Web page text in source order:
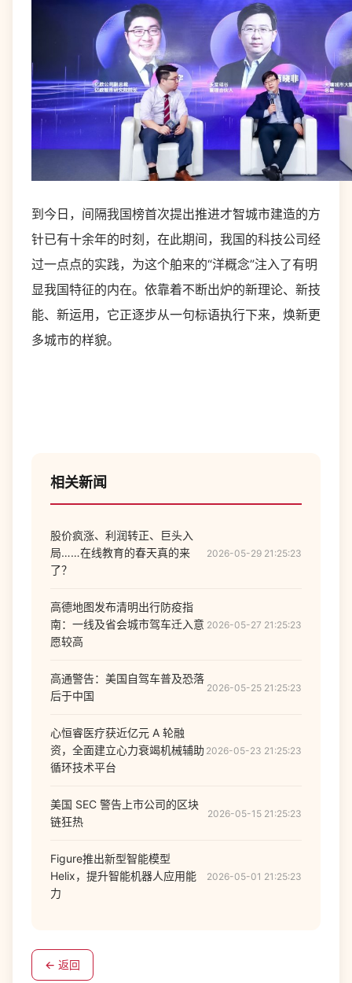
到今日，间隔我国榜首次提出推进才智城市建造的方
针已有十余年的时刻，在此期间，我国的科技公司经
过一点点的实践，为这个舶来的“洋概念”注入了有明
显我国特征的内在。依靠着不断出炉的新理论、新技
能、新运用，它正逐步从一句标语执行下来，焕新更
多城市的样貌。
相关新闻
股价疯涨、利润转正、巨头入
局……在线教育的春天真的来
了？
2026-05-29 21:25:23
高德地图发布清明出行防疫指
南：一线及省会城市驾车迁入意
愿较高
2026-05-27 21:25:23
高通警告：美国自驾车普及恐落
后于中国
2026-05-25 21:25:23
心恒睿医疗获近亿元 A 轮融
资，全面建立心力衰竭机械辅助
循环技术平台
2026-05-23 21:25:23
美国 SEC 警告上市公司的区块
链狂热
2026-05-15 21:25:23
Figure推出新型智能模型
Helix，提升智能机器人应用能
力
2026-05-01 21:25:23
← 返回